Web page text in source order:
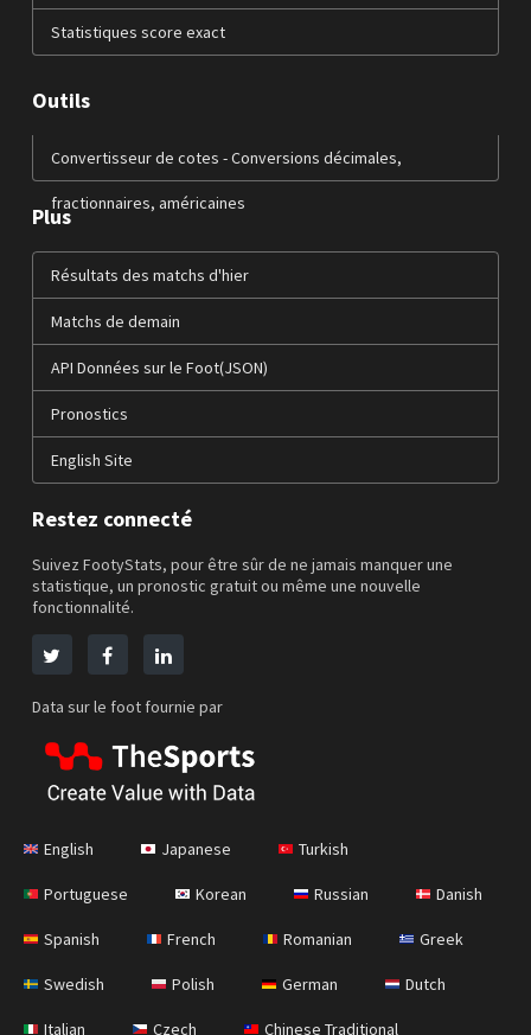
Statistiques score exact
Outils
Convertisseur de cotes - Conversions décimales,
fractionnaires, américaines
Plus
Résultats des matchs d'hier
Matchs de demain
API Données sur le Foot(JSON)
Pronostics
English Site
Restez connecté
Suivez FootyStats, pour être sûr de ne jamais manquer une
statistique, un pronostic gratuit ou même une nouvelle
fonctionnalité.
Data sur le foot fournie par
English Japanese Turkish
Portuguese Korean Russian Danish
Spanish French Romanian Greek
Swedish Polish German Dutch
Italian Czech Chinese Traditional